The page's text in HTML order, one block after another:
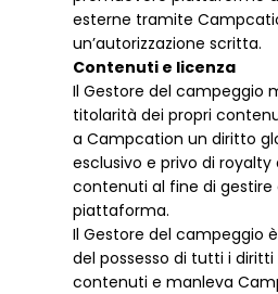
esterne tramite
un’autorizzazione scritta.
Contenuti e licenza
Il Gestore del campeggio
titolarità dei propri
a Campcation un diritto
esclusivo e privo di royalty
contenuti al fine di gestire
piattaforma.
Il Gestore del campeggio
del possesso di tutti i diritti
contenuti e manleva